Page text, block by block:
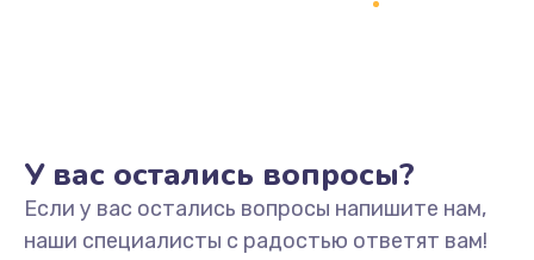
Не включается
1400 руб.
У вас остались вопросы?
Если у вас остались вопросы напишите нам,
наши специалисты с радостью ответят вам!